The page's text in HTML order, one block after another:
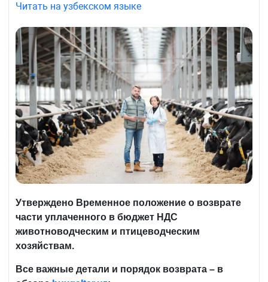
Читать на узбекском языке
Утверждено Временное положение о возврате
части уплаченного в бюджет НДС
животноводческим и птицеводческим
хозяйствам.
Все важные детали и порядок возврата – в